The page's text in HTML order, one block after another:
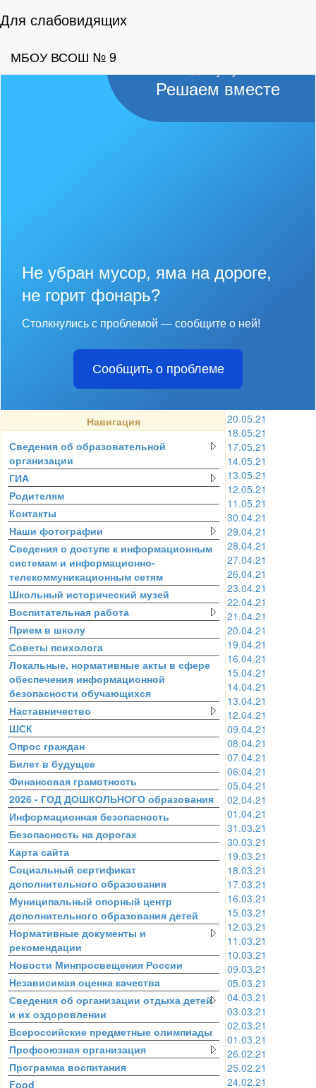
Для слабовидящих
МБОУ ВСОШ № 9
Решаем вместе
Не убран мусор, яма на дороге,
не горит фонарь?
Столкнулись с проблемой — сообщите о ней!
Сообщить о проблеме
Навигация
Сведения об образовательной
организации
ГИА
Родителям
Контакты
Наши фотографии
Сведения о доступе к информационным
системам и информационно-
телекоммуникационным сетям
Школьный исторический музей
Воспитательная работа
Прием в школу
Советы психолога
Локальные, нормативные акты в сфере
обеспечения информационной
безопасности обучающихся
Наставничество
ШСК
Опрос граждан
Билет в будущее
Финансовая грамотность
2026 - ГОД ДОШКОЛЬНОГО образования
Информационная безопасность
Безопасность на дорогах
Карта сайта
Социальный сертификат
дополнительного образования
Муниципальный опорный центр
дополнительного образования детей
Нормативные документы и
рекомендации
Новости Минпросвещения России
Независимая оценка качества
Сведения об организации отдыха детей
и их оздоровлении
Всероссийские предметные олимпиады
Профсоюзная организация
Программа воспитания
Food
20.05.21
18.05.21
17.05.21
14.05.21
13.05.21
12.05.21
11.05.21
30.04.21
29.04.21
28.04.21
27.04.21
26.04.21
23.04.21
22.04.21
21.04.21
20.04.21
19.04.21
16.04.21
15.04.21
14.04.21
13.04.21
12.04.21
09.04.21
08.04.21
07.04.21
06.04.21
05.04.21
02.04.21
01.04.21
31.03.21
30.03.21
19.03.21
18.03.21
17.03.21
16.03.21
15.03.21
12.03.21
11.03.21
10.03.21
09.03.21
05.03.21
04.03.21
03.03.21
02.03.21
01.03.21
26.02.21
25.02.21
24.02.21